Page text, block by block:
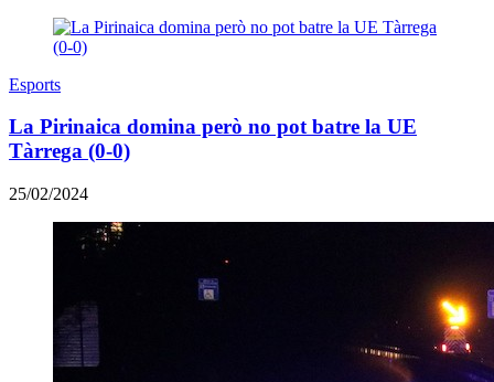
Esports
La Pirinaica domina però no pot batre la UE
Tàrrega (0-0)
25/02/2024